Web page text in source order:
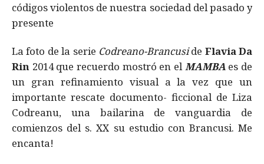
códigos violentos de nuestra sociedad del pasado y
presente
La foto de la serie Codreano-Brancuside Flavia Da
Rin 2014 que recuerdo mostró en elMAMBAes de
un gran refinamiento visual a la vez que un
importante rescate documento- ficcional de Liza
Codreanu, una bailarina de vanguardia de
comienzos del s. XX su estudio con Brancusi. Me
encanta!